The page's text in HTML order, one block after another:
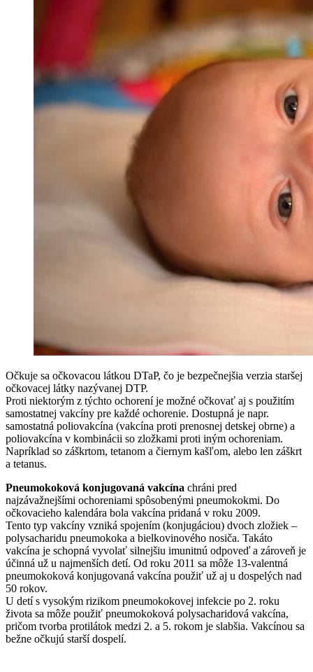
Očkuje sa očkovacou látkou DTaP, čo je bezpečnejšia verzia staršej
očkovacej látky nazývanej DTP.
Proti niektorým z týchto ochorení je možné očkovať aj s použitím
samostatnej vakcíny pre každé ochorenie. Dostupná je napr.
samostatná poliovakcína (vakcína proti prenosnej detskej obrne) a
poliovakcína v kombinácii so zložkami proti iným ochoreniam.
Napríklad so záškrtom, tetanom a čiernym kašľom, alebo len záškrt
a tetanus.
Pneumokoková konjugovaná vakcína chráni pred
najzávažnejšími ochoreniami spôsobenými pneumokokmi. Do
očkovacieho kalendára bola vakcína pridaná v roku 2009.
Tento typ vakcíny vzniká spojením (konjugáciou) dvoch zložiek –
polysacharidu pneumokoka a bielkovinového nosiča. Takáto
vakcína je schopná vyvolať silnejšiu imunitnú odpoveď a zároveň je
účinná už u najmenších detí. Od roku 2011 sa môže 13-valentná
pneumokoková konjugovaná vakcína použiť už aj u dospelých nad
50 rokov.
U detí s vysokým rizikom pneumokokovej infekcie po 2. roku
života sa môže použiť pneumokoková polysacharidová vakcína,
pričom tvorba protilátok medzi 2. a 5. rokom je slabšia. Vakcínou sa
bežne očkujú starší dospelí.